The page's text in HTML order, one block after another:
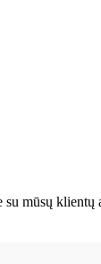
mūsų klientų